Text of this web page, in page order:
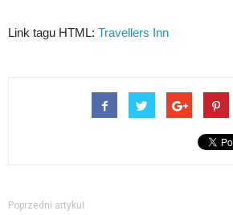
Link tagu HTML: Travellers Inn
Poprzedni artykuł